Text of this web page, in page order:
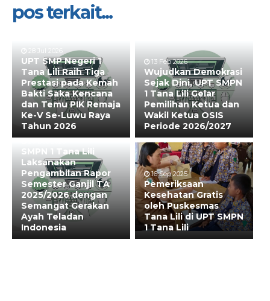
pos terkait...
28 Jul 2026
UPT SMP Negeri 1
Tana Lili Raih Tiga
Prestasi pada Kemah
Bakti Saka Kencana
dan Temu PIK Remaja
Ke-V Se-Luwu Raya
Tahun 2026
13 Feb 2026
Wujudkan Demokrasi
Sejak Dini, UPT SMPN
1 Tana Lili Gelar
Pemilihan Ketua dan
Wakil Ketua OSIS
Periode 2026/2027
SMPN 1 Tana Lili
Laksanakan
Pengambilan Rapor
Semester Ganjil TA
2025/2026 dengan
Semangat Gerakan
Ayah Teladan
Indonesia
16 Sep 2025
Pemeriksaan
Kesehatan Gratis
oleh Puskesmas
Tana Lili di UPT SMPN
1 Tana Lili